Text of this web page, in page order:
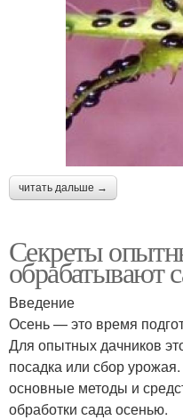
читать дальше →
Секреты
обрабатывают
Введение
Осень — это время
Для опытных дачников
посадка или сбор
основные методы и
обработки сада осенью.